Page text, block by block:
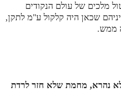
מלכים של עולם הנקודים
שכאן היה קלקול ע"מ לתקן,
ממש.
נהרא, מחמת שלא חזר לרדת